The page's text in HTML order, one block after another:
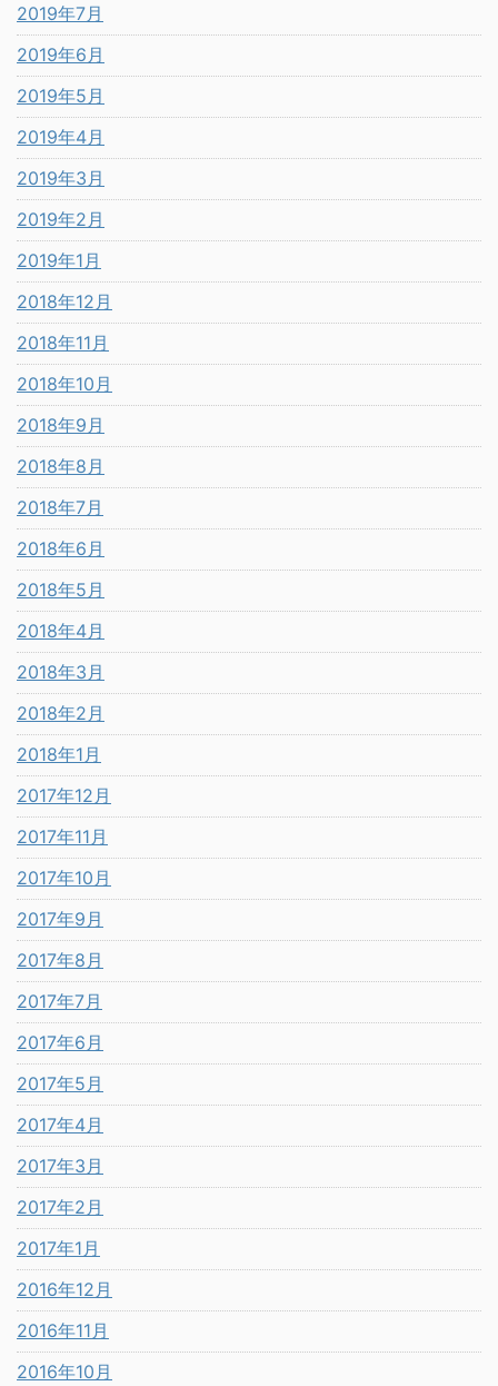
2019年7月
2019年6月
2019年5月
2019年4月
2019年3月
2019年2月
2019年1月
2018年12月
2018年11月
2018年10月
2018年9月
2018年8月
2018年7月
2018年6月
2018年5月
2018年4月
2018年3月
2018年2月
2018年1月
2017年12月
2017年11月
2017年10月
2017年9月
2017年8月
2017年7月
2017年6月
2017年5月
2017年4月
2017年3月
2017年2月
2017年1月
2016年12月
2016年11月
2016年10月